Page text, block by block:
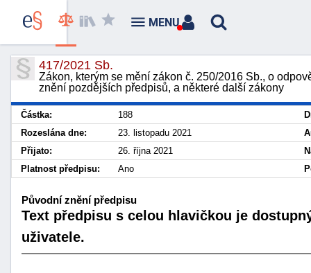
417/2021 Sb.
Zákon, kterým se mění zákon č. 250/2016 Sb., o
znění pozdějších předpisů, a některé další zákony
Částka: 188
Rozeslána dne:
23. listopadu 2021
Přijato:
26. října 2021
Platnost předpisu:
Ano
Původní znění předpisu
Text předpisu s celou hlavičkou je
uživatele.
MENU